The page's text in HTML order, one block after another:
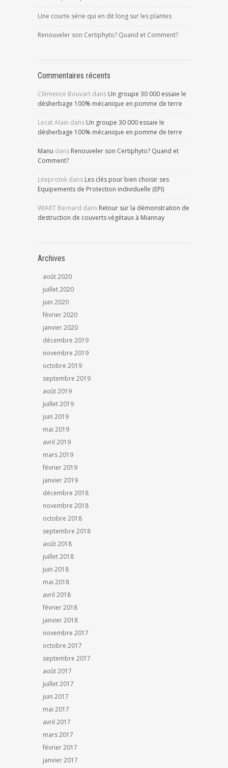
Une courte série qui en dit long sur les plantes
Renouveler son Certiphyto? Quand et Comment?
Commentaires récents
Clémence Bouvart dans Un groupe 30 000 essaie le
désherbage 100% mécanique en pomme de terre
Lecat Alain dans Un groupe 30 000 essaie le
désherbage 100% mécanique en pomme de terre
Manu dans Renouveler son Certiphyto? Quand et
Comment?
Liteprotek dans Les clés pour bien choisir ses
Equipements de Protection individuelle (EPI)
WIART Bernard dans Retour sur la démonstration de
destruction de couverts végétaux à Miannay
Archives
août 2020
juillet 2020
juin 2020
février 2020
janvier 2020
décembre 2019
novembre 2019
octobre 2019
septembre 2019
août 2019
juillet 2019
juin 2019
mai 2019
avril 2019
mars 2019
février 2019
janvier 2019
décembre 2018
novembre 2018
octobre 2018
septembre 2018
août 2018
juillet 2018
juin 2018
mai 2018
avril 2018
février 2018
janvier 2018
novembre 2017
octobre 2017
septembre 2017
août 2017
juillet 2017
juin 2017
mai 2017
avril 2017
mars 2017
février 2017
janvier 2017